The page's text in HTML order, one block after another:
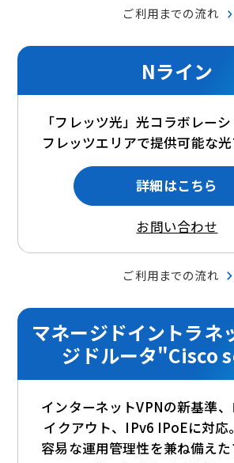
ご利用までの流れ
Nライン
「フレッツ光」光コラボレー
フレッツエリアで提供可能な
詳細はこちら
お問い合わせ
ご利用までの流れ
マネージドイントラネ
ジドルータ"Cisco
インターネットVPNの新基準
イクアウト、IPv6 IPoEに対応
容易な運用管理性を兼ね備え